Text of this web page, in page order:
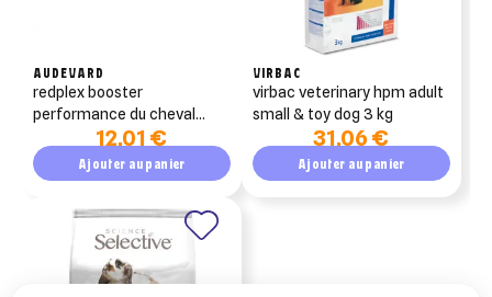
AUDEVARD
redplex booster
performance du cheval
pate seringue 60 g
12,01 €
Ajouter au panier
VIRBAC
virbac veterinary hpm adult
small & toy dog 3 kg
31,06 €
Ajouter au panier